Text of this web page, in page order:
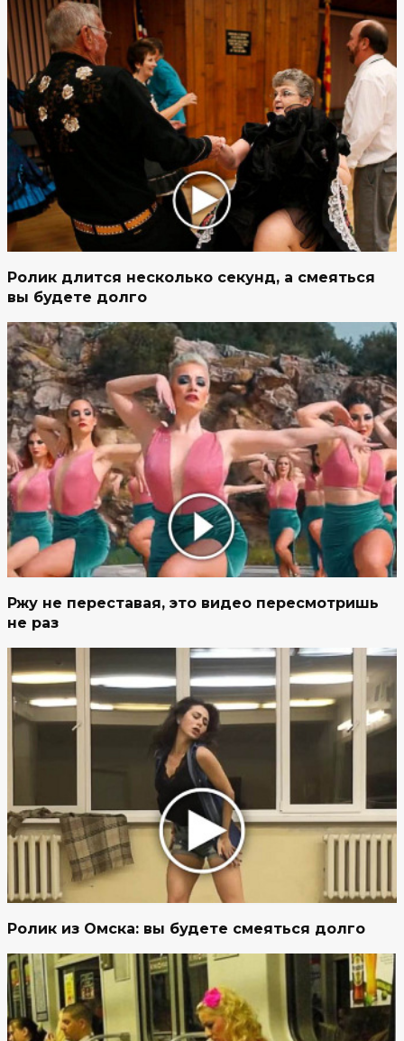
Ролик длится несколько секунд, а смеяться
вы будете долго
Ржу не переставая, это видео пересмотришь
не раз
Ролик из Омска: вы будете смеяться долго